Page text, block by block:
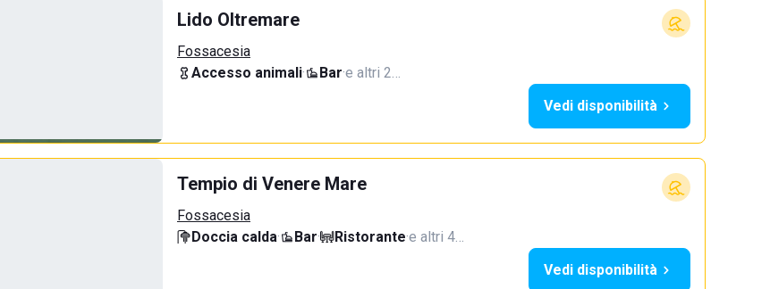
Lido Oltremare
Fossacesia
Accesso animali· Bar·e altri 2…
Vedi disponibilità
Tempio di Venere Mare
Fossacesia
Doccia calda· Bar· Ristorante·e altri 4…
Vedi disponibilità